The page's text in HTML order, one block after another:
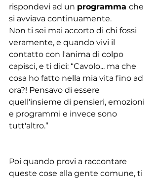
rispondevi ad un programma che
si avviava continuamente.
Non ti sei mai accorto di chi fossi
veramente, e quando vivi il
contatto con l'anima di colpo
capisci, e ti dici: “Cavolo... ma che
cosa ho fatto nella mia vita fino ad
ora?! Pensavo di essere
quell'insieme di pensieri, emozioni
e programmi e invece sono
tutt'altro.”
Poi quando provi a raccontare
queste cose alla gente comune, ti